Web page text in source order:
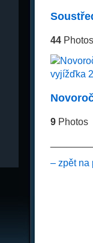
44Photos
9Photos
– zpět na